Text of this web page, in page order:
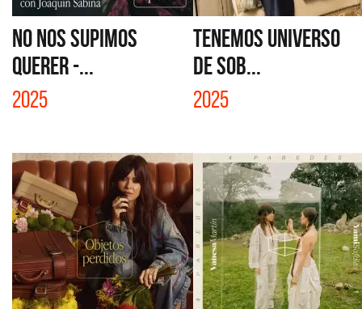
NO NOS SUPIMOS
QUERER -...
2025
TENEMOS UNIVERSO
DE SOB...
2025